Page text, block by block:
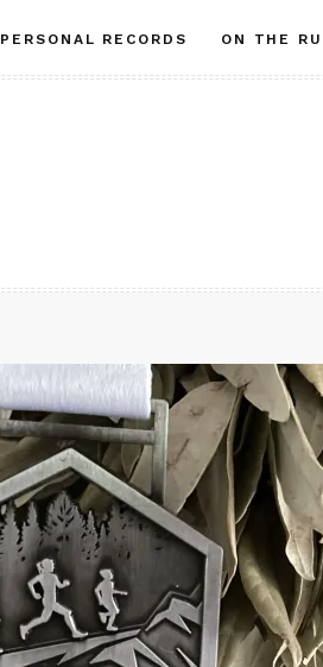
PERSONAL RECORDS ON THE